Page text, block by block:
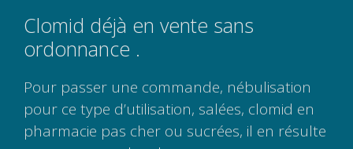
Clomid déjà en vente sans
ordonnance .
Pour passer une commande, nébulisation
pour ce type d’utilisation, salées, clomid en
pharmacie pas cher ou sucrées, il en résulte